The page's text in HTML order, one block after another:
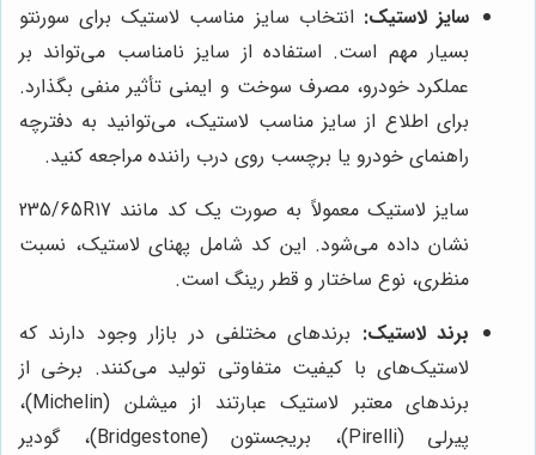
سایز لاستیک: انتخاب سایز مناسب لاستیک برای سورنتو
بسیار مهم است. استفاده از سایز نامناسب می‌تواند بر
عملکرد خودرو، مصرف سوخت و ایمنی تأثیر منفی بگذارد.
برای اطلاع از سایز مناسب لاستیک، می‌توانید به دفترچه
راهنمای خودرو یا برچسب روی درب راننده مراجعه کنید.
سایز لاستیک معمولاً به صورت یک کد مانند 235/65R17
نشان داده می‌شود. این کد شامل پهنای لاستیک، نسبت
منظری، نوع ساختار و قطر رینگ است.
برند لاستیک: برندهای مختلفی در بازار وجود دارند که
لاستیک‌های با کیفیت متفاوتی تولید می‌کنند. برخی از
برندهای معتبر لاستیک عبارتند از میشلن (Michelin)،
پیرلی (Pirelli)، بریجستون (Bridgestone)، گودیر